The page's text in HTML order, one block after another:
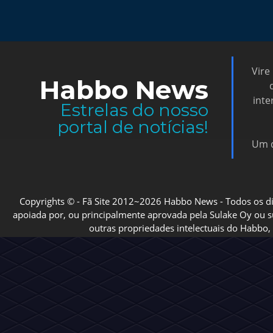
Habbo News
Estrelas do nosso
portal de notícias!
Vire
Um
Copyrights © - Fã Site 2012~2026 Habbo News - Todos os
apoiada por, ou principalmente aprovada pela Sulake Oy ou
outras propriedades intelectuais do